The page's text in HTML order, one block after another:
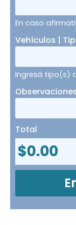
En caso
Vehículos |
Ingresá tipo(s)
Total
$0.00